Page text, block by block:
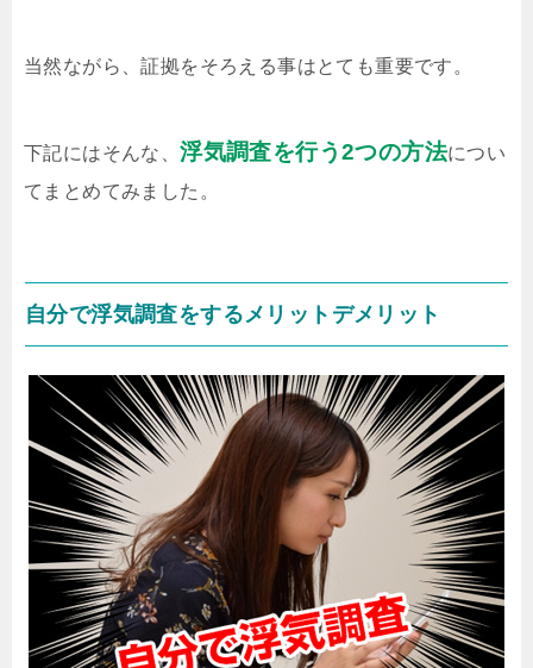
当然ながら、証拠をそろえる事はとても重要です。
下記にはそんな、浮気調査を行う2つの方法につい
てまとめてみました。
自分で浮気調査をするメリットデメリット